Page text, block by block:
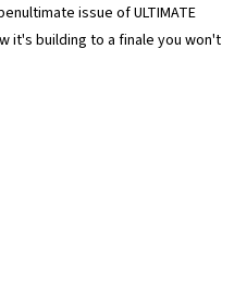
issue of ULTIMATE
it's building to a finale you won't